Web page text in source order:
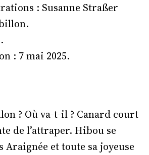
: Susanne Straßer
: 7 mai 2025.
? Où va-t-il ? Canard court
de l’attraper. Hibou se
et toute sa joyeuse